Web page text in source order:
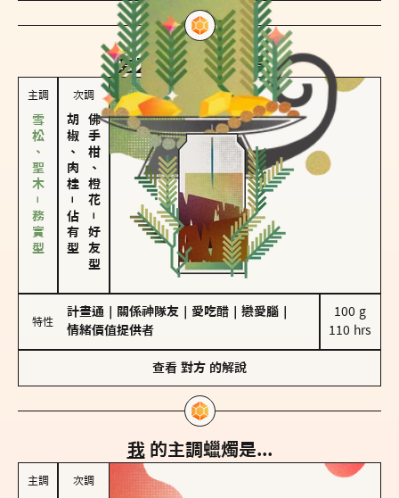
對方 的主調蠟燭是...
主調
雪松、聖木－務實型
次調
胡椒、肉桂
－
佔有型
佛手柑、橙花
－
好友型
特性
計畫通 關係神隊友 愛吃醋 戀愛腦
情緒價值提供者
100 g
110 hrs
查看 對方 的解說
我 的主調蠟燭是...
主調 次調